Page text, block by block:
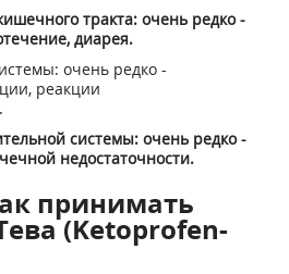
тракта: очень редко -
диарея.
очень редко -
реакции
системы: очень редко -
недостаточности.
принимать
(Ketoprofen-